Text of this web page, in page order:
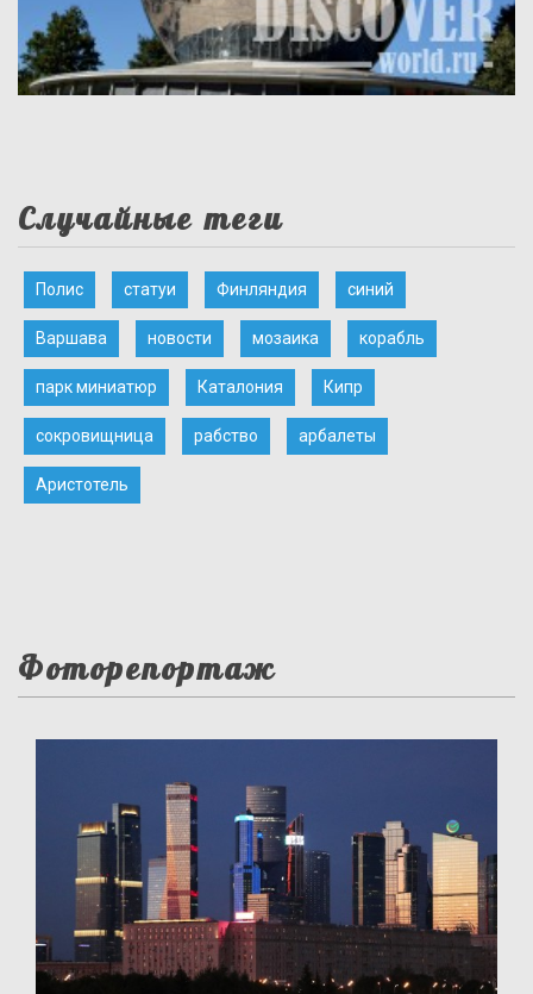
Случайные теги
Полис статуи Финляндия синий
Варшава новости мозаика корабль
парк миниатюр Каталония Кипр
сокровищница рабство арбалеты
Аристотель
Фоторепортаж